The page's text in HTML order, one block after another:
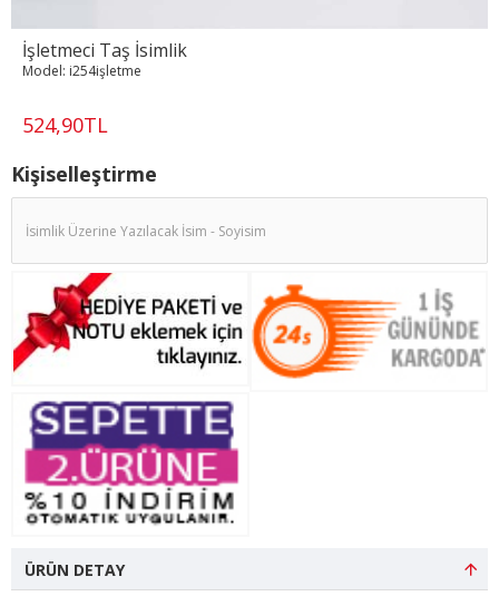
İşletmeci Taş İsimlik
524,90TL
Model: i254işletme
Kişiselleştirme
ÜRÜN DETAY